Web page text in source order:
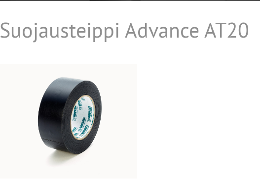
Pakkaussuojat
Paperituotteet
Tarrat ja laput
Tarvikkeet
Suojausteippi Advance AT20